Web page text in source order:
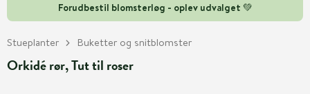
Forudbestil blomsterløg - oplev udvalget 💚
Stueplanter Buketter og snitblomster
Orkidé rør, Tut til roser